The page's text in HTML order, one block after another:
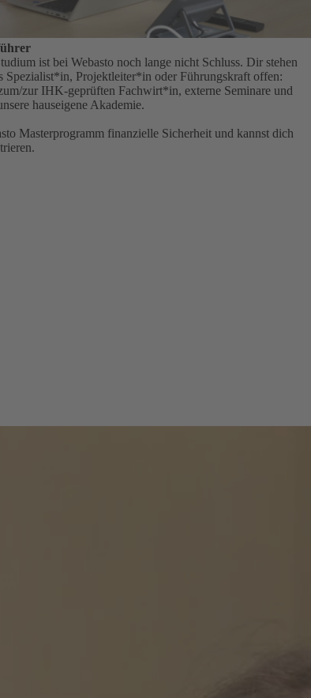
ist bei Webasto noch lange nicht Schluss. Dir stehen
Spezialist*in, Projektleiter*in oder Führungskraft offen:
zur IHK-geprüften Fachwirt*in, externe Seminare und
hauseigene Akademie.
Masterprogramm finanzielle Sicherheit und kannst dich